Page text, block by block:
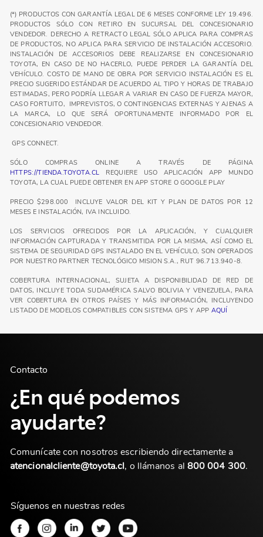
(*) PRODUCTOS CON GARANTÍA LEGAL DE 6 MESES CONFORME LEY 19.496.
PRODUCTOS SÓLO CON RETIRO EN SUCURSAL DEL CONCESIONARIO
VENDEDOR. DERECHO A RETRACTO LEGAL SÓLO APLICA PARA COMPRAS
DE PRODUCTOS, NO APLICA PARA SERVICIO DE INSTALACIÓN ACCESORIO.
INSTALACIÓN DE ACCESORIOS DEBE REALIZARSE EN CONCESIONARIO
TOYOTA, EN CASO DE NO HACERLO, PUEDE PERDER LA GARANTÍA DEL
VEHÍCULO. COSTO DE MANO DE OBRA POR SERVICIO INSTALACIÓN ES EL
PRECIO SUGERIDO ESTÁNDAR DE ACUERDO AL TIPO Y HORAS DE TRABAJO
ESTIMADAS, PERO PODRÍA LLEGAR A VARIAR EN CASO DE FUERZA MAYOR,
CASO FORTUITO, IMPREVISTOS, O CONTINGENCIAS EXTERNAS Y AJENAS A
LA MARCA, LO QUE SERÁ OPORTUNAMENTE INFORMADO POR EL
CONCESIONARIO VENDEDOR.
GPS CONNECT.
SÓLO COMPRAS ONLINE A TRAVÉS DE PÁGINA
HTTPS://TIENDA.TOYOTA.CL REQUIERE USO APLICACIÓN APP MUNDO
TOYOTA, LA CUAL PUEDE OBTENER EN APP STORE O GOOGLE PLAY
PRECIO $298.000 INCLUYE VALOR DEL KIT Y PLAN DE DATOS POR 12
MESES E INSTALACIÓN, IVA INCLUIDO.
LOS SERVICIOS OFRECIDOS POR LA APLICACIÓN, Y CUALQUIER
INFORMACIÓN CAPTURADA Y TRANSMITIDA POR LA MISMA, ASÍ COMO EL
SISTEMA DE SEGURIDAD GPS INSTALADO EN EL VEHÍCULO, SON OPERADOS
POR NUESTRO PARTNER TECNOLÓGICO MISION S.A., RUT 96.713.940-8.
COBERTURA INTERNACIONAL, SUJETA A DISPONIBILIDAD DE RED DE
DATOS, INCLUYE TODA SUDAMÉRICA SALVO BOLIVIA Y VENEZUELA, PARA
VER COBERTURA EN OTROS PAÍSES Y MÁS INFORMACIÓN, INCLUYENDO
LISTADO DE MODELOS COMPATIBLES CON SISTEMA GPS Y APP AQUÍ
Contacto
¿En qué podemos
ayudarte?
Comunícate con nosotros escribiendo directamente a
atencionalcliente@toyota.cl, o llámanos al 800 004 300.
Síguenos en nuestras redes